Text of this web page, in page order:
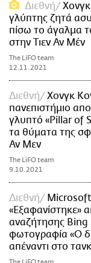
Διεθνή
γλύπτης ζητά
πίσω το άγαλμα
στην Τιεν Αν Μέν
The LiFO team
12.11.2021
Διεθνή
Χονγκ
πανεπιστήμιο
γλυπτό «Pillar of
τα θύματα της
Αν Μεν
The LiFO team
9.10.2021
Διεθνή
«Εξαφανίστηκε»
αναζήτησης Bing
φωτογραφία «Ο
απέναντι στο